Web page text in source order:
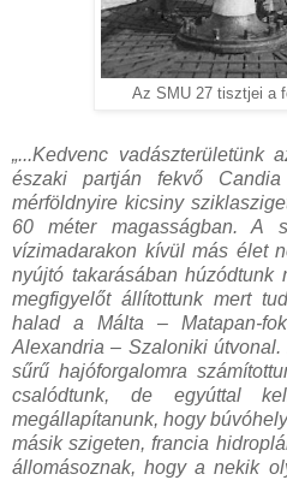
Az SMU 27 tisztjei a
„...Kedvenc vadászterületünk
északi partján fekvő
mérföldnyire kicsiny
60 méter magasságban. A
vízimadarakon kívül más élet
nyújtó takarásában húzódtunk
megfigyelőt állítottunk mert
halad a Málta – Matapan-
Alexandria – Szaloniki
sűrű hajóforgalomra
csalódtunk, de egyúttal
megállapítanunk, hogy
másik szigeten, francia
állomásoznak, hogy a nekik